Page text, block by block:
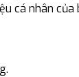
cá nhân của